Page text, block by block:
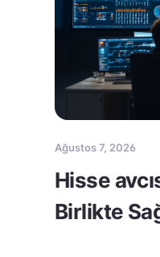
Ağustos 7, 2026
Hisse
Birlikte